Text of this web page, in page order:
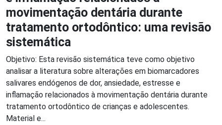
movimentação dentária durante
tratamento ortodôntico: uma revisão
sistemática
Objetivo: Esta revisão sistemática teve como objetivo
analisar a literatura sobre alterações em biomarcadores
salivares endógenos de dor, ansiedade, estresse e
inflamação relacionados à movimentação dentária durante
tratamento ortodôntico de crianças e adolescentes.
Material e...